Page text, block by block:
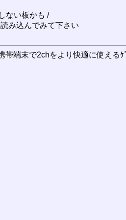
ない板かも /
み込んでみて下さい
帯端末で2chをより快適に使えるｹ